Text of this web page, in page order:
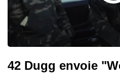
42 Dugg envoie